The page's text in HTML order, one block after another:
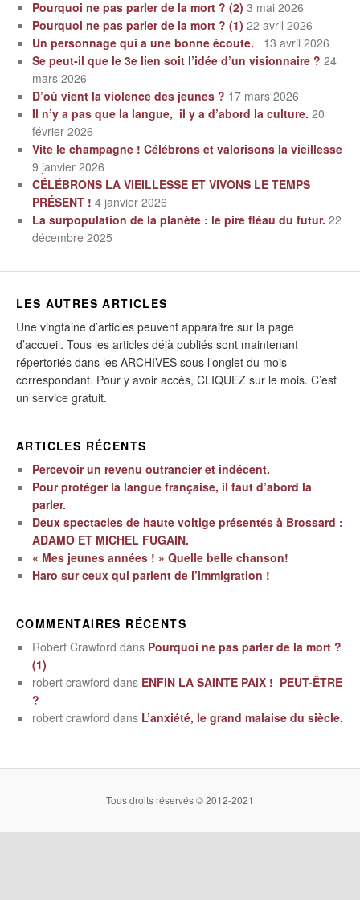
Pourquoi ne pas parler de la mort ? (2) 3 mai 2026
Pourquoi ne pas parler de la mort ? (1) 22 avril 2026
Un personnage qui a une bonne écoute.
13 avril 2026
Se peut-il que le 3e lien soit l’idée d’un visionnaire ? 24
mars 2026
D’où vient la violence des jeunes ? 17 mars 2026
Il n’y a pas que la langue, il y a d’abord la culture. 20
février 2026
Vite le champagne ! Célébrons et valorisons la vieillesse
9 janvier 2026
CÉLÉBRONS LA VIEILLESSE ET VIVONS LE TEMPS
PRÉSENT ! 4 janvier 2026
La surpopulation de la planète : le pire fléau du futur. 22
décembre 2025
LES AUTRES ARTICLES
Une vingtaine d’articles peuvent apparaitre sur la page
d’accueil. Tous les articles déjà publiés sont maintenant
répertoriés dans les ARCHIVES sous l’onglet du mois
correspondant. Pour y avoir accès, CLIQUEZ sur le mois. C’est
un service gratuit.
ARTICLES RÉCENTS
Percevoir un revenu outrancier et indécent.
Pour protéger la langue française, il faut d’abord la
parler.
Deux spectacles de haute voltige présentés à Brossard :
ADAMO ET MICHEL FUGAIN.
« Mes jeunes années ! » Quelle belle chanson!
Haro sur ceux qui parlent de l’immigration !
COMMENTAIRES RÉCENTS
Robert Crawford dans Pourquoi ne pas parler de la mort ?
(1)
robert crawford dans ENFIN LA SAINTE PAIX ! PEUT-ÊTRE
?
robert crawford dans L’anxiété, le grand malaise du siècle.
Tous droits réservés © 2012-2021